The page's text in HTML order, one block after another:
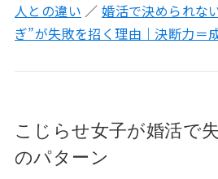
人との違い ／婚活で決められな
ぎ”が失敗を招く理由｜決断力＝
こじらせ女子が婚活で
のパターン